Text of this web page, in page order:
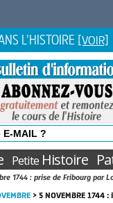
L'HISTOIRE [VOIR]
PetiteHistoire
1744 : prise de Fribourg par
> 5 novembre 1744